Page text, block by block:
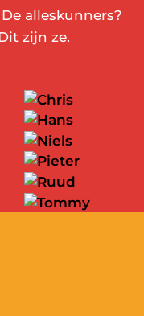
alleskunners?
zijn ze.
Chris
Profiel
Hans
Profiel
Niels
Pieter